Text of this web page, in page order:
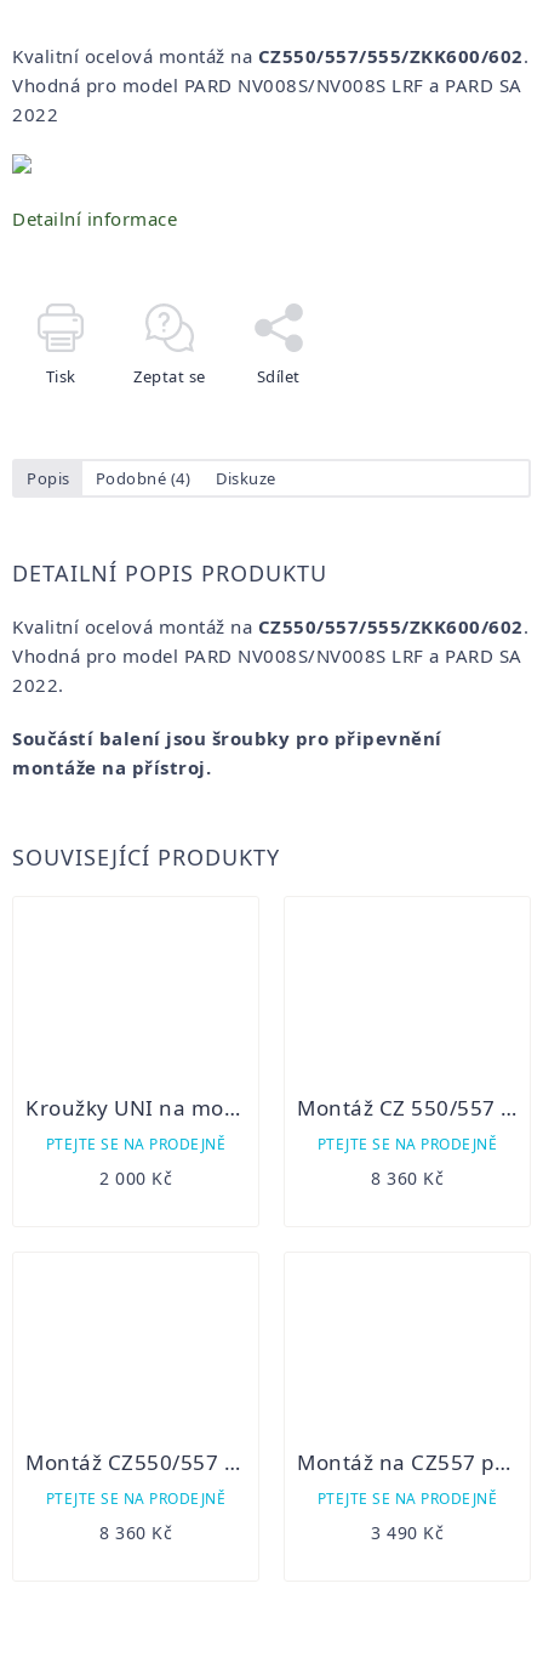
Kvalitní ocelová montáž na CZ550/557/555/ZKK600/602.
Vhodná pro model PARD NV008S/NV008S LRF a PARD SA
2022
Detailní informace
Tisk Zeptat se Sdílet
Popis Podobné (4) Diskuze
DETAILNÍ POPIS PRODUKTU
Kvalitní ocelová montáž na CZ550/557/555/ZKK600/602.
Vhodná pro model PARD NV008S/NV008S LRF a PARD SA
2022.
Součástí balení jsou šroubky pro připevnění
montáže na přístroj.
SOUVISEJÍCÍ PRODUKTY
Kroužky UNI na montáž JK
PTEJTE SE NA PRODEJNĚ
2 000 Kč
Montáž CZ 550/557 Innomount Weaver prodloužená
PTEJTE SE NA PRODEJNĚ
8 360 Kč
Montáž CZ550/557 Innomount pro ATN X-Sight
PTEJTE SE NA PRODEJNĚ
8 360 Kč
Montáž na CZ557 pro HIKMICRO Thunder, Panther a Cheetah
PTEJTE SE NA PRODEJNĚ
3 490 Kč